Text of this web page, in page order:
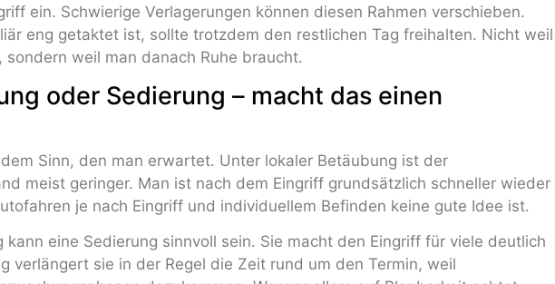
ein. Schwierige Verlagerungen können diesen Rahmen verschieben.
eng getaktet ist, sollte trotzdem den restlichen Tag freihalten. Nicht weil
sondern weil man danach Ruhe braucht.
oder Sedierung – macht das einen
Sinn, den man erwartet. Unter lokaler Betäubung ist der
meist geringer. Man ist nach dem Eingriff grundsätzlich schneller wieder
je nach Eingriff und individuellem Befinden keine gute Idee ist.
kann eine Sedierung sinnvoll sein. Sie macht den Eingriff für viele deutlich
verlängert sie in der Regel die Zeit rund um den Termin, weil